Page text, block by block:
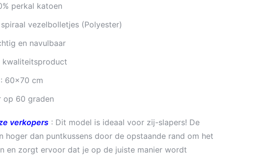
perkal katoen
vezelbolletjes (Polyester)
en navulbaar
kwaliteitsproduct
60×70 cm
op 60 graden
verkopers : Dit model is ideaal voor zij-slapers! De
hoger dan puntkussens door de opstaande rand om het
en zorgt ervoor dat je op de juiste manier wordt